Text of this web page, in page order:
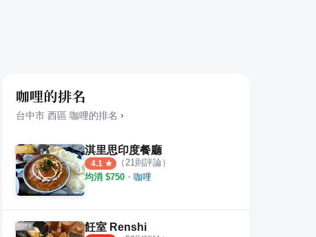
咖哩的排名
台中市 西區 咖哩的排名 ›
淇里思印度餐廳
4.1 （21則評論）
均消 $750 ・ 咖哩
飪室 Renshi